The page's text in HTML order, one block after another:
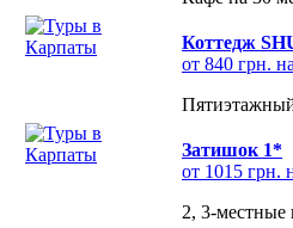
Коттедж
от 840 грн.
Затишок 1*
от 1015 грн.
2, 3-местные